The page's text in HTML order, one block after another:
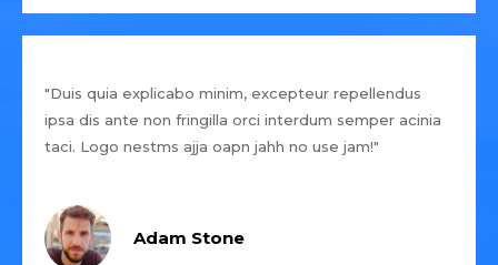
"Duis quia explicabo minim, excepteur repellendus
ipsa dis ante non fringilla orci interdum semper acinia
taci. Logo nestms ajja oapn jahh no use jam!"
Adam Stone